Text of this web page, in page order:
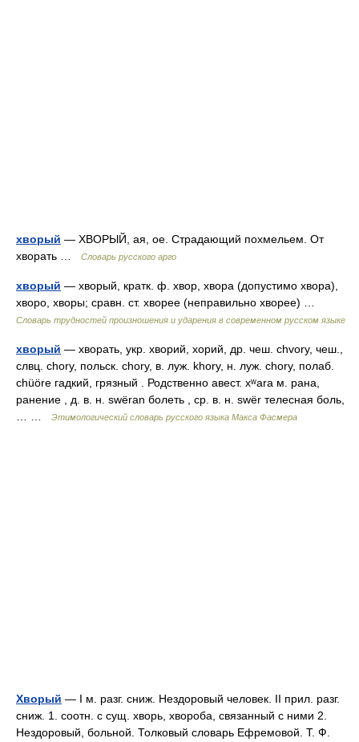
хворый — ХВОРЫЙ, ая, ое. Страдающий похмельем. От
хворать …
Словарь русского арго
хворый — хворый, кратк. ф. хвор, хвора (допустимо хвора),
хворо, хворы; сравн. ст. хворее (неправильно хворее) …
Словарь трудностей произношения и ударения в современном русском языке
хворый — хворать, укр. хворий, хорий, др. чеш. chvory, чеш.,
слвц. chory, польск. сhоrу, в. луж. khory, н. луж. сhоrу, полаб.
chüöre гадкий, грязный . Родственно авест. хʷаrа м. рана,
ранение , д. в. н. swëran болеть , ср. в. н. swër телесная боль,
Этимологический словарь русского языка Макса Фасмера
Хворый — I м. разг. сниж. Нездоровый человек. II прил. разг.
сниж. 1. соотн. с сущ. хворь, хвороба, связанный с ними 2.
Нездоровый, больной. Толковый словарь Ефремовой. Т. Ф.